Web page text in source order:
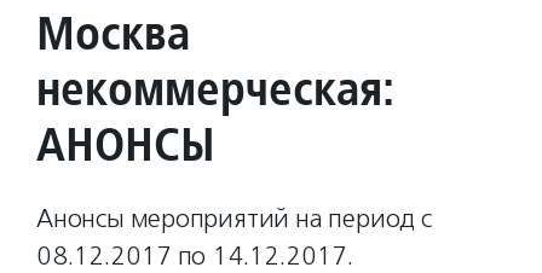
Москва
некоммерческая:
АНОНСЫ
Анонсы мероприятий на период с
08.12.2017 по 14.12.2017.